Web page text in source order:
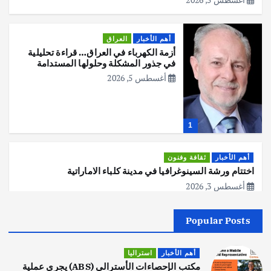
1
أهم الأخبار العراق
أزمة الكهرباء في العراق… قراءة تحليلية
في جذور المشكلة وحلولها المستدامة
أغسطس 5, 2026
أهم الأخبار ثقافة وفنون
اختتام ورشة السينوغرافيا في مدينة كلباء الاماراتية
أغسطس 3, 2026
اصبح بطلاً لأستراليا بلعبة كمال الاجسام
يوليو 30, 2026
Popular Posts
أهم الأخبار استراليا
مكتب الإحصاءات الأسترالي (ABS) يجري عملية